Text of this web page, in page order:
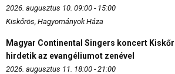
2026. augusztus 10. 09:00 - 15:00
Kiskőrös, Hagyományok Háza
Magyar Continental Singers koncert
hirdetik az evangéliumot zenével
2026. augusztus 11. 18:00 - 21:00